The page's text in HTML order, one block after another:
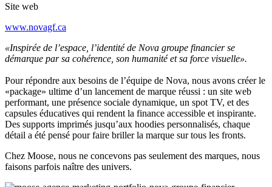
Site web
www.novagf.ca
«Inspirée de l’espace, l’identité de Nova groupe financier se
démarque par sa cohérence, son humanité et sa force visuelle».
Pour répondre aux besoins de l’équipe de Nova, nous avons créer le
«package» ultime d’un lancement de marque réussi : un site web
performant, une présence sociale dynamique, un spot TV, et des
capsules éducatives qui rendent la finance accessible et inspirante.
Des supports imprimés jusqu’aux hoodies personnalisés, chaque
détail a été pensé pour faire briller la marque sur tous les fronts.
Chez Moose, nous ne concevons pas seulement des marques, nous
faisons parfois naître des univers.